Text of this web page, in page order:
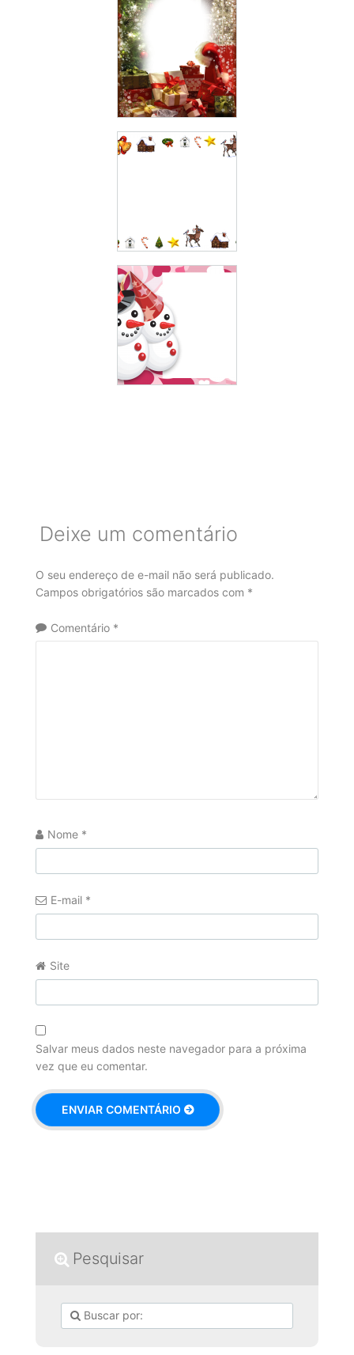
Deixe um comentário
O seu endereço de e-mail não será publicado.
Campos obrigatórios são marcados com *
Comentário *
Nome *
E-mail *
Site
Salvar meus dados neste navegador para a próxima
vez que eu comentar.
Pesquisar